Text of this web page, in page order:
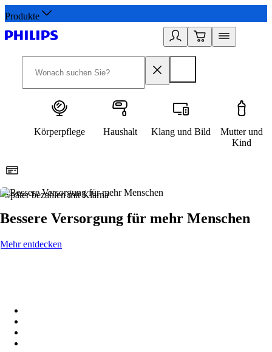
Produkte
Körperpflege Haushalt Klang und Bild
Mutter und
Kind
Später bezahlen mit Klarna
Bessere Versorgung für mehr Menschen
Mehr entdecken